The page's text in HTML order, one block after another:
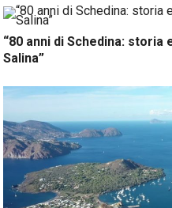
“80 anni di Schedina: storia
Salina”